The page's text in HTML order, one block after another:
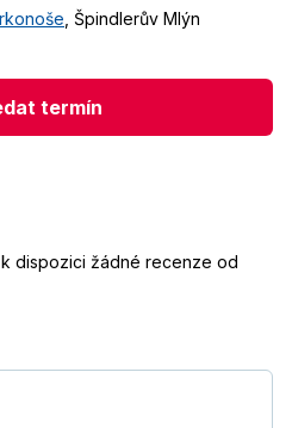
Špindlerův Mlýn
termín
dispozici žádné recenze od